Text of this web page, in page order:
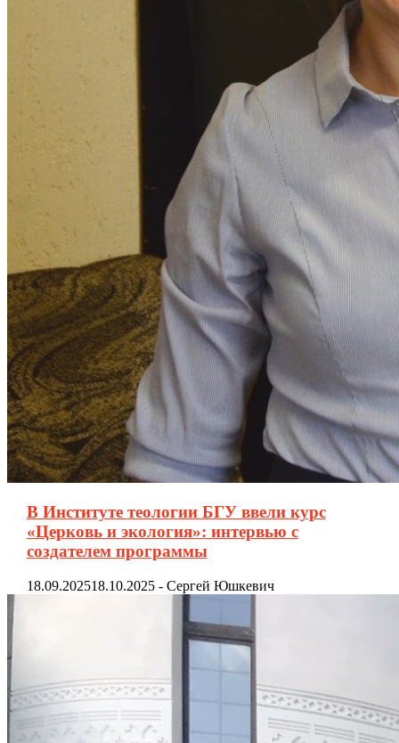
В Институте теологии БГУ ввели курс
«Церковь и экология»: интервью с
создателем программы
18.09.202518.10.2025- Сергей Юшкевич